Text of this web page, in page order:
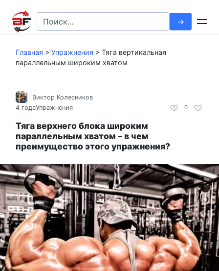
контенту
Search
for:
Главная > Упражнения > Тяга вертикальная
параллельным широким хватом
0
Виктор Колесников
4 годаУпражнения
Тяга верхнего блока широким
параллельным хватом – в чем
преимущество этого упражнения?